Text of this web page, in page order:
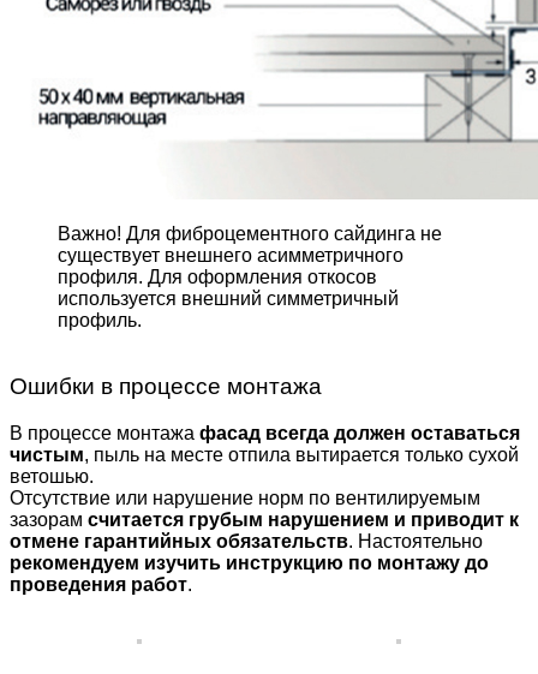
Важно! Для фиброцемент­ного сайдинга не
существует внешнего асимметрич­ного
профиля. Для оформле­ния откосов
используется внешний симметричный
профиль.
Ошибки в процессе монтажа
В процессе монтажа фасад всегда должен оставаться
чистым, пыль на месте отпила вытирается только сухой
ветошью.
Отсутствие или нарушение норм по вентилируемым
зазорам считается грубым нарушением и приводит к
отмене гарантийных обязательств. Настоятельно
рекомендуем изучить инструкцию по монтажу до
проведения работ.